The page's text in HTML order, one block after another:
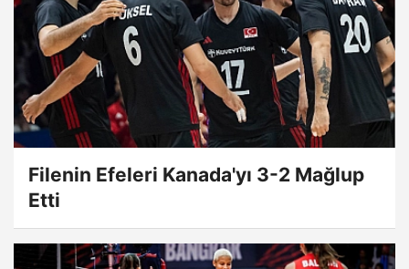
Filenin Efeleri Kanada'yı 3-2 Mağlup
Etti